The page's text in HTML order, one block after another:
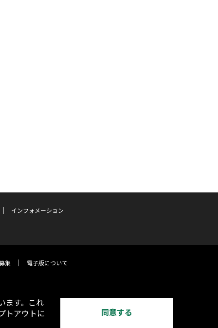
インフォメーション
集 電子版について
ます。これ
トアウトに
同意する